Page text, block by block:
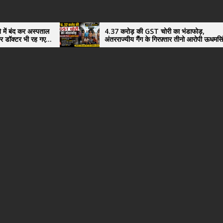
4.37 करोड़ की GST चोरी का भंडाफोड़,
अंतरराज्यीय गैंग के गिरफ़्तार तीनो आरोपी ऊधमसिंह
नगर के, साइबर ठगी छोड़ अपनाया नया तरी